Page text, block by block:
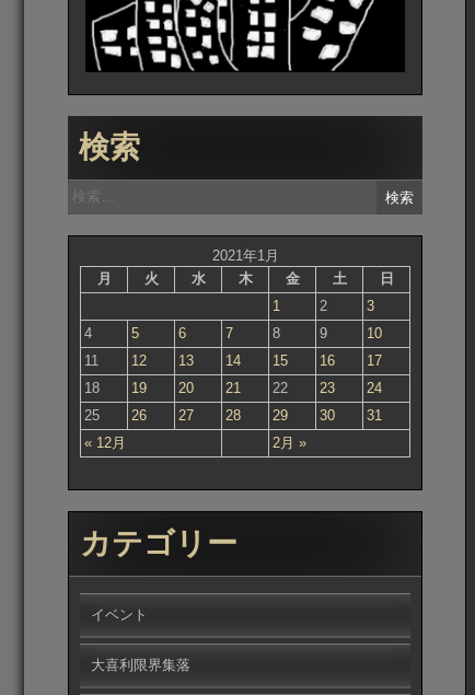
検索
検
索:
2021年1月
月
火 水 木 金 土 日
« 12月 2月 »
1 2
3
4
5 6 7 8 9
10
11
12 13 14 15 16
17
18
19 20 21 22 23
24
25
26 27 28 29 30 31
カテゴリー
イベント
大喜利限界集落